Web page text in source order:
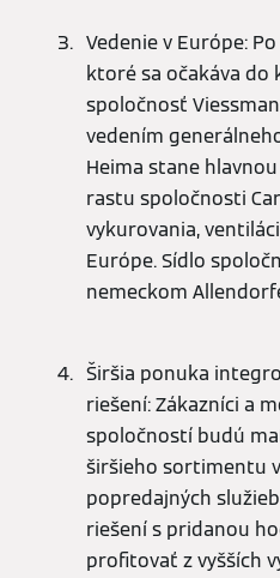
Vedenie v Európe:
ktoré sa očakáva do
spoločnosť
vedením
Heima stane
rastu spoločnosti
vykurovania,
Európe. Sídlo
nemeckom
Širšia ponuka
riešení: Zákazníci a
spoločností budú
širšieho sortimentu
popredajných
riešení s pridanou
profitovať z vyšších